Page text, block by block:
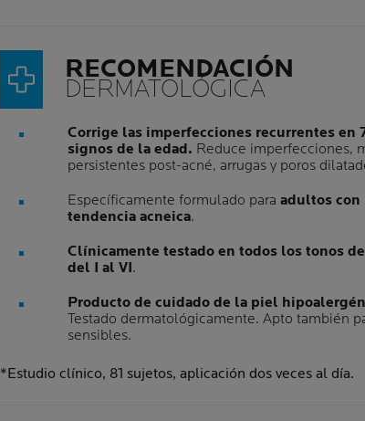
RECOMENDACIÓN
DERMATOLÓGICA
Corrige las imperfecciones recurrentes en
signos de la edad. Reduce imperfecciones,
persistentes post-acné, arrugas y poros
Específicamente formulado para adultos con
tendencia acneica.
Clínicamente testado en todos los tonos
del I al VI.
Producto de cuidado de la piel
Testado dermatológicamente. Apto también
sensibles.
*Estudio clínico, 81 sujetos, aplicación dos veces al día.